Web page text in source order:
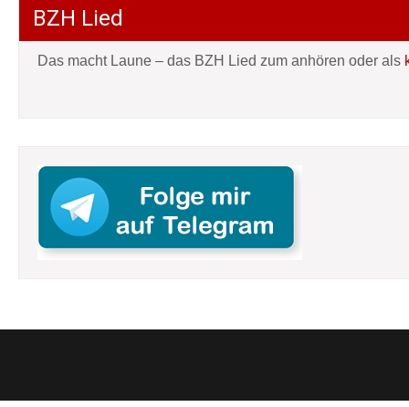
BZH Lied
Das macht Laune – das BZH Lied zum anhören oder als